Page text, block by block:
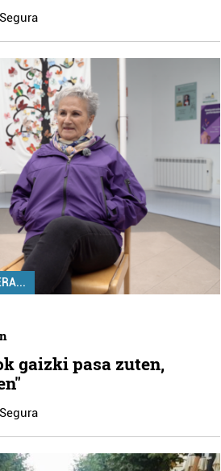
gaizki pasa zuten,